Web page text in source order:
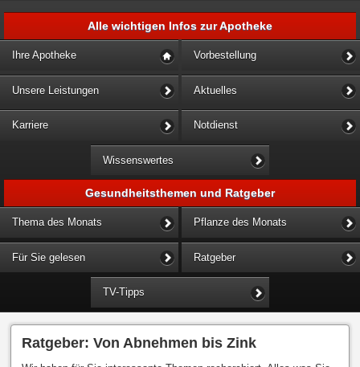
Alle wichtigen Infos zur Apotheke
Ihre Apotheke Vorbestellung
Unsere Leistungen Aktuelles
Karriere Notdienst
Wissenswertes
Gesundheitsthemen und Ratgeber
Thema des Monats Pflanze des Monats
Für Sie gelesen Ratgeber
TV-Tipps
Ratgeber: Von Abnehmen bis Zink